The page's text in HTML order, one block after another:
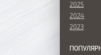
2025
2024
2023